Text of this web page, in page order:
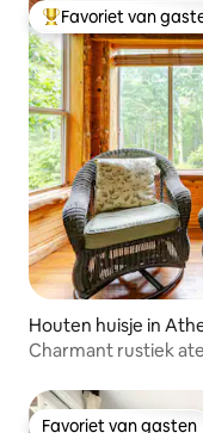
Topfavoriet van
Favoriet van
Houten huisje in
Charmant rustiek
Favoriet van gasten